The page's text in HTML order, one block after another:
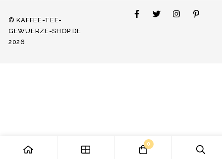
© KAFFEE-TEE-
GEWUERZE-SHOP.DE
2026
0